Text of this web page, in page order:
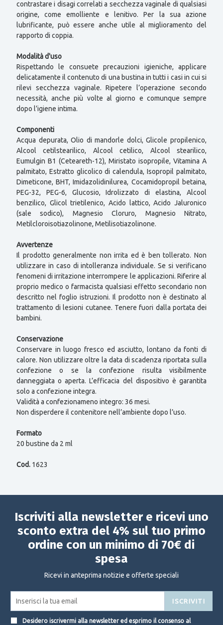
contrastare i disagi correlati a secchezza vaginale di qualsiasi
origine, come emolliente e lenitivo. Per la sua azione
lubrificante, può essere anche utile al miglioramento del
rapporto di coppia.
Modalità d'uso
Rispettando le consuete precauzioni igieniche, applicare
delicatamente il contenuto di una bustina in tutti i casi in cui si
rilevi secchezza vaginale. Ripetere l’operazione secondo
necessità, anche più volte al giorno e comunque sempre
dopo l’igiene intima.
Componenti
Acqua depurata, Olio di mandorle dolci, Glicole propilenico,
Alcool cetilstearilico, Alcool cetilico, Alcool stearilico,
Eumulgin B1 (Ceteareth-12), Miristato isopropile, Vitamina A
palmitato, Estratto glicolico di calendula, Isopropil palmitato,
Dimeticone, BHT, Imidazolidinilurea, Cocamidopropil betaina,
PEG-32, PEG-6, Glucosio, Idrolizzato di elastina, Alcool
benzilico, Glicol trietilenico, Acido lattico, Acido Jaluronico
(sale sodico), Magnesio Cloruro, Magnesio Nitrato,
Metilcloroisotiazolinone, Metilisotiazolinone.
Avvertenze
Il prodotto generalmente non irrita ed è ben tollerato. Non
utilizzare in caso di intolleranza individuale. Se si verificano
fenomeni di irritazione interrompere le applicazioni. Riferire al
proprio medico o farmacista qualsiasi effetto secondario non
descritto nel foglio istruzioni. Il prodotto non è destinato al
trattamento di lesioni cutanee. Tenere fuori dalla portata dei
bambini.
Conservazione
Conservare in luogo fresco ed asciutto, lontano da fonti di
calore. Non utilizzare oltre la data di scadenza riportata sulla
confezione o se la confezione risulta visibilmente
danneggiata o aperta. L’efficacia del dispositivo è garantita
solo a confezione integra.
Validità a confezionameno integro: 36 mesi.
Non disperdere il contenitore nell’ambiente dopo l’uso.
Formato
20 bustine da 2 ml
Cod.1623
Iscriviti alla newsletter e ricevi uno
sconto extra del 4% sul tuo primo
ordine con un minimo di 70€ di
spesa
Ricevi in anteprima notizie e offerte speciali
ISCRIVITI
Desidero iscrivermi alla newsletter ed esprimo il consenso al